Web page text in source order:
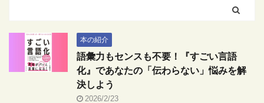
本の紹介
語彙力もセンスも不要！『すごい言語
化』であなたの「伝わらない」悩みを解
決しよう
2026/2/23